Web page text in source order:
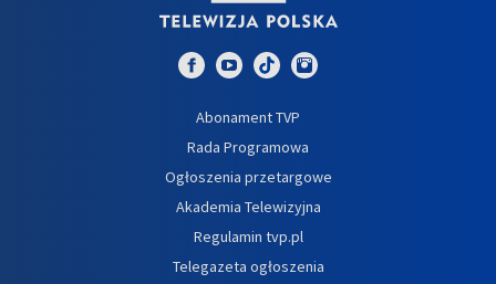
Abonament TVP
Rada Programowa
Ogłoszenia przetargowe
Akademia Telewizyjna
Regulamin tvp.pl
Telegazeta ogłoszenia